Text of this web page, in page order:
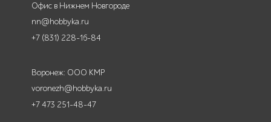
Офис в Нижнем Новгороде
nn@hobbyka.ru
+7 (831) 228-16-84
Воронеж: ООО КМР
voronezh@hobbyka.ru
+7 473 251-48-47